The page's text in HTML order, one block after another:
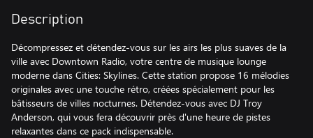
Description
Décompressez et détendez-vous sur les airs les plus suaves de la
ville avec Downtown Radio, votre centre de musique lounge
moderne dans Cities: Skylines. Cette station propose 16 mélodies
originales avec une touche rétro, créées spécialement pour les
bâtisseurs de villes nocturnes. Détendez-vous avec DJ Troy
Anderson, qui vous fera découvrir près d'une heure de pistes
relaxantes dans ce pack indispensable.